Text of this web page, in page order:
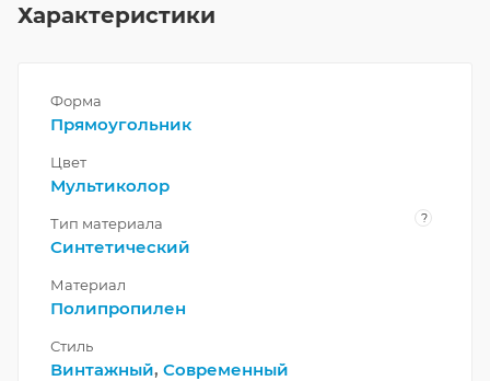
Характеристики
Форма
Прямоугольник
Цвет
Мультиколор
Тип материала ?
Синтетический
Материал
Полипропилен
Стиль
Винтажный, Современный